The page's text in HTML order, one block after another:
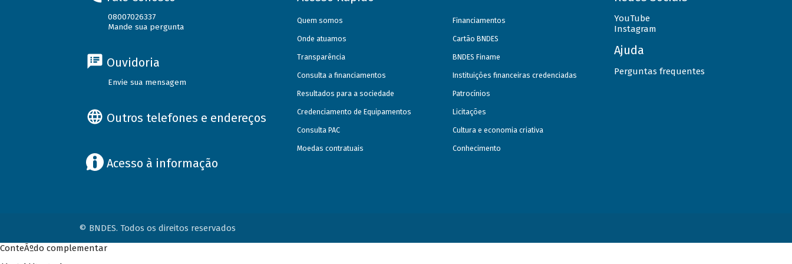
08007026337
Mande sua pergunta
Ouvidoria
Envie sua mensagem
Outros telefones e endereços
Acesso à informação
Quem somos
Onde atuamos
Transparência
Consulta a financiamentos
Resultados para a sociedade
Credenciamento de Equipamentos
Consulta PAC
Moedas contratuais
Financiamentos
Cartão BNDES
BNDES Finame
Instituições financeiras credenciadas
Patrocínios
Licitações
Cultura e economia criativa
Conhecimento
YouTube
Instagram
Ajuda
Perguntas frequentes
© BNDES. Todos os direitos reservados
ConteÃºdo complementar